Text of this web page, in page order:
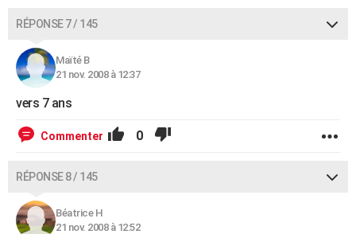
RÉPONSE 7 / 145
Maïté B
21 nov. 2008 à 12:37
vers 7 ans
Commenter 0
RÉPONSE 8 / 145
Béatrice H
21 nov. 2008 à 12:52